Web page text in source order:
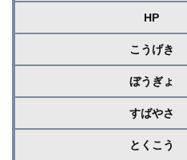
HP
こうげき
ぼうぎょ
すばやさ
とくこう